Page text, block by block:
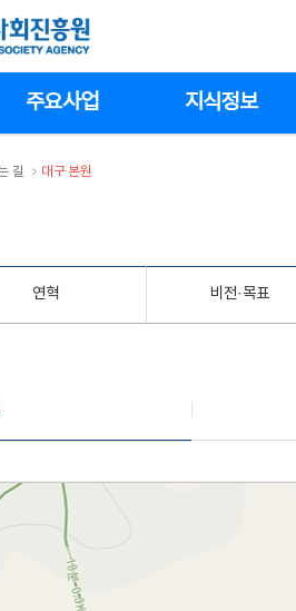
주요사업 지식정보
길 >
대구 본원
연혁 비전·목표